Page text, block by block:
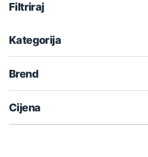
Filtriraj
Kategorija
Brend
Cijena